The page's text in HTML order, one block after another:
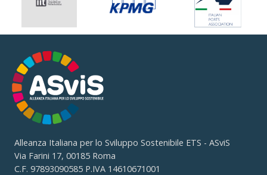
Alleanza Italiana per lo Sviluppo Sostenibile ETS - ASviS
Via Farini 17, 00185 Roma
C.F. 97893090585 P.IVA 14610671001